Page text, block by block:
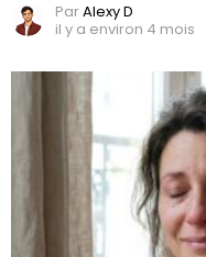
ParAlexy D
il y a environ 4 mois